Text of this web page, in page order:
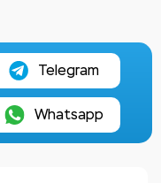
Telegram
Whatsapp